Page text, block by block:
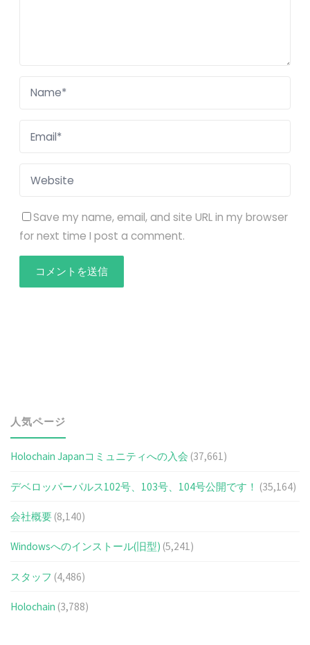
Save my name, email, and site URL in my browser
for next time I post a comment.
人気ページ
Holochain Japanコミュニティへの入会 (37,661)
デベロッパーパルス102号、103号、104号公開です！ (35,164)
会社概要 (8,140)
Windowsへのインストール(旧型) (5,241)
スタッフ (4,486)
Holochain (3,788)